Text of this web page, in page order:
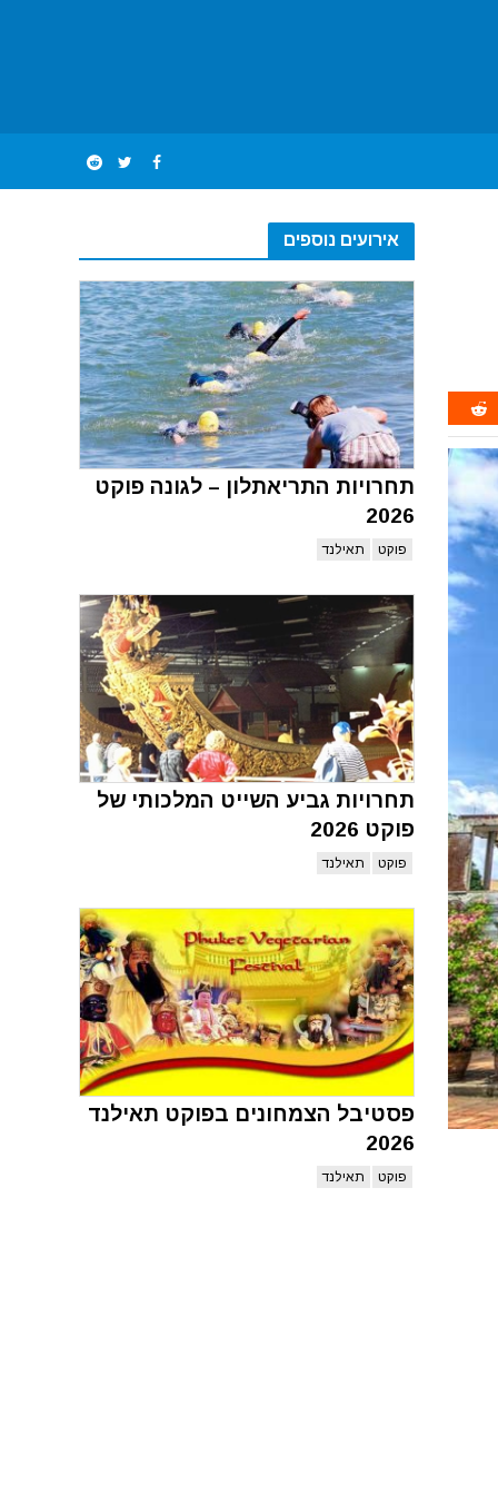
אירועים נוספים
תחרויות התריאתלון – לגונה פוקט
2026
פוקט תאילנד
תחרויות גביע השייט המלכותי של
פוקט 2026
פוקט תאילנד
פסטיבל הצמחונים בפוקט תאילנד
2026
פוקט תאילנד